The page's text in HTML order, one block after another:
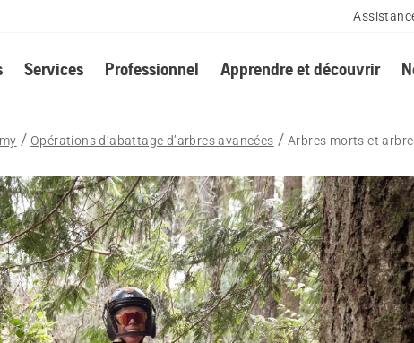
Services Professionnel Apprendre et découvrir
Opérations d’abattage d’arbres avancées Arbres morts et